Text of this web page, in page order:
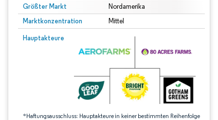
Größter Markt Nordamerika
Marktkonzentration Mittel
Hauptakteure
*Haftungsausschluss: Hauptakteure in keiner bestimmten Reihenfolge
Bild © Mordor Intelligence. Wiederverwendung erfordert Namensnennung